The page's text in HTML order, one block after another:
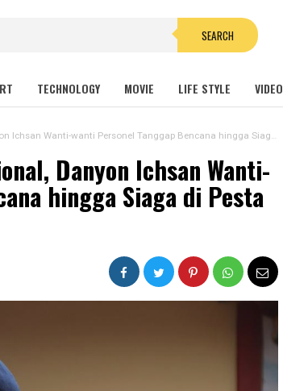
SEARCH
TECHNOLOGY MOVIE LIFE STYLE VIDEO
Wanti-wanti Personel Tanggap Bencana hingga Siaga di Pesta Demokrasi
Danyon Ichsan Wanti-
hingga Siaga di Pesta